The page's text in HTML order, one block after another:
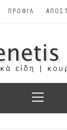
ΠΡΟΦΊΛ
Menu